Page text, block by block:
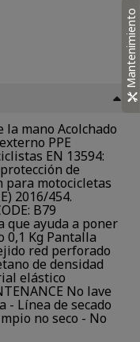
la mano Acolchado
PPE
EN 13594:
de
para motocicletas
2016/454.
B79
que ayuda a poner
0,1 Kg Pantalla
red perforado
de densidad
elástico
No lave
- Línea de secado
no seco - No
Mantenimiento